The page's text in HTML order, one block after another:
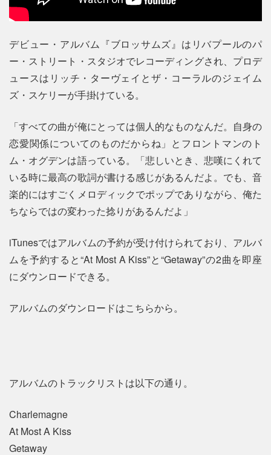
デビュー・アルバム『ブロッサムズ』はリバプールのパ
ー・ストリート・スタジオでレコーディングされ、プロデ
ュースはリッチ・ターヴェイとザ・コーラルのジェイム
ズ・スケリーが手掛けている。
「すべての曲が俺にとっては個人的なものなんだ。自身の
恋愛関係についてのものだからね」とフロントマンのト
ム・オグデンは語っている。「悲しいとき、悲嘆にくれて
いる時に最高の歌詞が書ける感じがあるんだよ。でも、音
楽的にはすごくメロディックでポップでありながら、俺た
ちならではの変わった捻りがあるんだよ」
iTunesではアルバムの予約が受け付けられており、アルバ
ムを予約すると“At Most A Kiss”と“Getaway”の2曲を即座
にダウンロードできる。
アルバムのダウンロードはこちらから。
アルバムのトラックリストは以下の通り。
Charlemagne
At Most A Kiss
Getaway